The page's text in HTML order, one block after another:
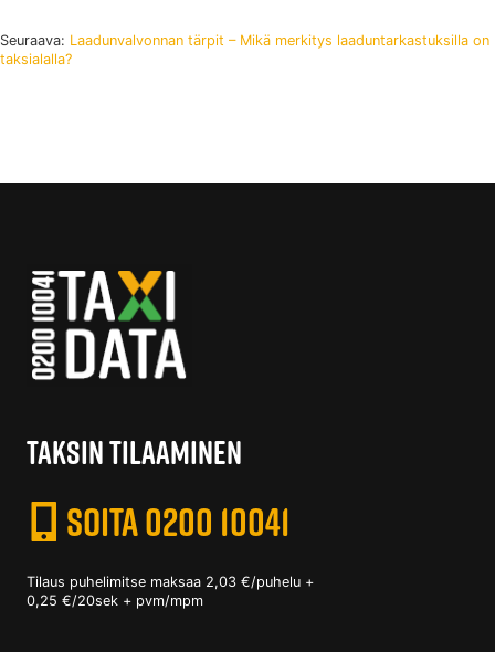
Seuraava: Laadunvalvonnan tärpit – Mikä merkitys laaduntarkastuksilla on
taksialalla?
TAKSIN TILAAMINEN
SOITA 0200 10041
Tilaus puhelimitse maksaa 2,03 €/puhelu +
0,25 €/20sek + pvm/mpm